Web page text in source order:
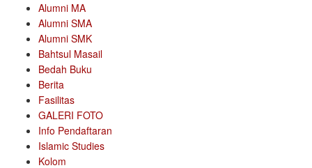
Alumni MA
Alumni SMA
Alumni SMK
Bahtsul Masail
Bedah Buku
Berita
Fasilitas
GALERI FOTO
Info Pendaftaran
Islamic Studies
Kolom